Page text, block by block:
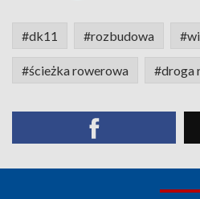
#dk11 #rozbudowa
#ścieżka rowerowa #droga